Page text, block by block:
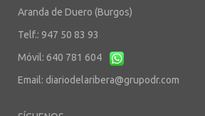
Aranda de Duero (Burgos)
Telf.: 947 50 83 93
Móvil: 640 781 604
Email: diariodelaribera@grupodr.com